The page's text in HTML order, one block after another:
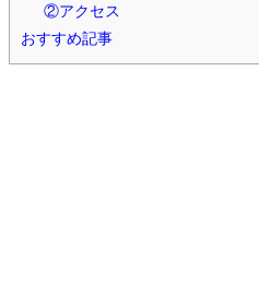
②アクセス
おすすめ記事